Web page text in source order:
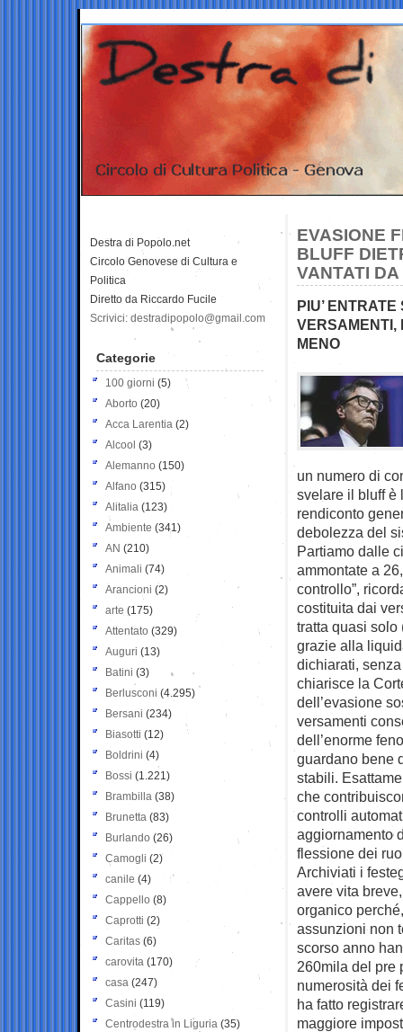
EVASIONE
BLUFF
VANTATI
PIU’
VERSAMENTI,
MENO
un numero di
svelare il bluff è
rendiconto
debolezza del
Partiamo dalle
ammontate a
controllo”,
costituita dai
tratta quasi solo
grazie alla
dichiarati,
chiarisce la
dell’evasione
versamenti
dell’enorme
guardano bene
stabili.
che
controlli
aggiornamento
flessione dei
Archiviati i
avere vita
organico
assunzioni non
scorso anno
260mila del pre
numerosità dei
ha fatto
maggiore
Destra di Popolo.net
Circolo Genovese di Cultura e
Politica
Diretto da Riccardo Fucile
Scrivici: destradipopolo@gmail.com
Categorie
100 giorni (5)
Aborto (20)
Acca Larentia (2)
Alcool (3)
Alemanno (150)
Alfano (315)
Alitalia (123)
Ambiente (341)
AN (210)
Animali (74)
Arancioni (2)
arte (175)
Attentato (329)
Auguri (13)
Batini (3)
Berlusconi (4.295)
Bersani (234)
Biasotti (12)
Boldrini (4)
Bossi (1.221)
Brambilla (38)
Brunetta (83)
Burlando (26)
Camogli (2)
canile (4)
Cappello (8)
Caprotti (2)
Caritas (6)
carovita (170)
casa (247)
Casini (119)
Centrodestra in Liguria (35)